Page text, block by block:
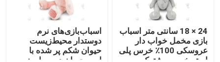
24 × 18 سانتی متر اسباب
بازی مخمل خواب دار
عروسکی 100٪ خرس پلی
استر خرس مشترک
اسباب‌بازی‌های نرم
دوستدار محیط‌زیست
حیوان شکم پر شده با
اسم حیوان دست اموز